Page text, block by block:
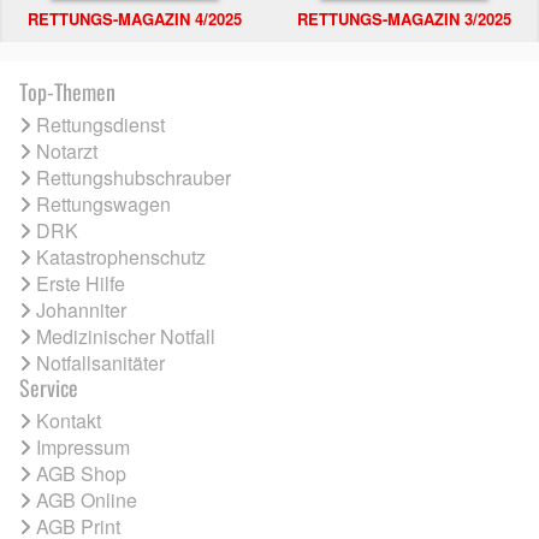
RETTUNGS-MAGAZIN 4/2025 RETTUNGS-MAGAZIN 3/2025
Top-Themen
Rettungsdienst
Notarzt
Rettungshubschrauber
Rettungswagen
DRK
Katastrophenschutz
Erste Hilfe
Johanniter
Medizinischer Notfall
Notfallsanitäter
Service
Kontakt
Impressum
AGB Shop
AGB Online
AGB Print